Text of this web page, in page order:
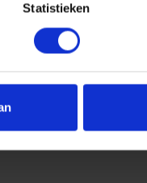
Statistieken